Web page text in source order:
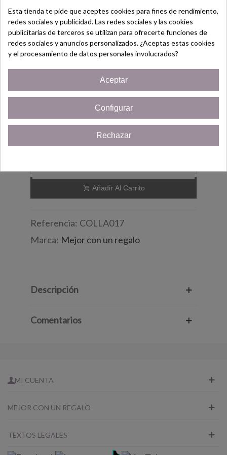
y así se mantienen nuestras joyas siempre
limpias.
Un regalo perfecto para: Amigas, Madres,
Hermanas, Tías, Abuela o cualquier
evento que quieras sorprender con este
12,95 € (impuestos inc.)
Últimas unidades en stock2 Artículos
Añadir Al Carrito
Referencia: COLLA017
Marca: Mejor con un regalo
Descripción
Comentarios
MI CUENTA
MEJOR CON UN REGALO
TEXTOS LEGALES
¡Bienvenido/a!
Regístrate hoy y consigue un
Solo por ser nuevo cliente!
¡Quiero mi cupón!
Cerrar
Esta tienda te pide que aceptes cookies para fines de rendimiento,
redes sociales y publicidad. Las redes sociales y las cookies
publicitarias de terceros se utilizan para ofrecerte funciones de
redes sociales y anuncios personalizados. ¿Aceptas estas cookies
y el procesamiento de datos personales involucrados?
Aceptar
Configurar
Rechazar